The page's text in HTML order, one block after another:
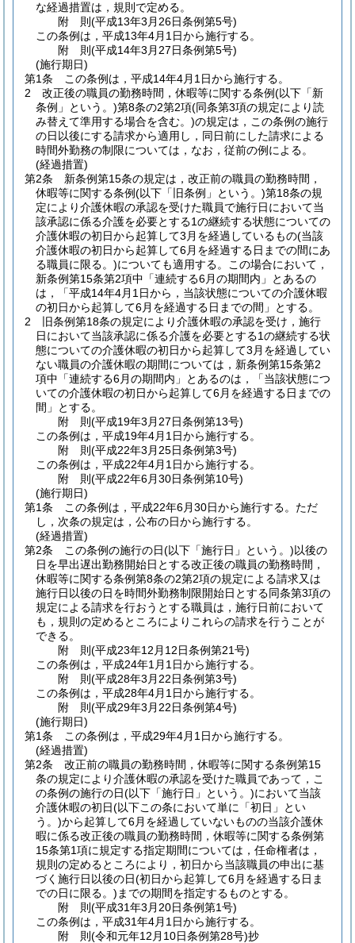
な経過措置は，規則で定める。
附 則(平成13年3月26日条例第5号)
この条例は，平成13年4月1日から施行する。
附 則(平成14年3月27日条例第5号)
(施行期日)
第1条
この条例は，平成14年4月1日から施行する。
2
改正後の職員の勤務時間，休暇等に関する条例(以下「新
条例」という。)第8条の2第2項(同条第3項の規定により読
み替えて準用する場合を含む。)の規定は，この条例の施行
の日以後にする請求から適用し，同日前にした請求による
時間外勤務の制限については，なお，従前の例による。
(経過措置)
第2条
新条例第15条の規定は，改正前の職員の勤務時間，
休暇等に関する条例(以下「旧条例」という。)第18条の規
定により介護休暇の承認を受けた職員で施行日において当
該承認に係る介護を必要とする1の継続する状態についての
介護休暇の初日から起算して3月を経過しているもの(当該
介護休暇の初日から起算して6月を経過する日までの間にあ
る職員に限る。)についても適用する。
この場合において，
新条例第15条第2項中「連続する6月の期間内」とあるの
は，「平成14年4月1日から，当該状態についての介護休暇
の初日から起算して6月を経過する日までの間」とする。
2
旧条例第18条の規定により介護休暇の承認を受け，施行
日において当該承認に係る介護を必要とする1の継続する状
態についての介護休暇の初日から起算して3月を経過してい
ない職員の介護休暇の期間については，新条例第15条第2
項中「連続する6月の期間内」とあるのは，「当該状態につ
いての介護休暇の初日から起算して6月を経過する日までの
間」とする。
附 則(平成19年3月27日条例第13号)
この条例は，平成19年4月1日から施行する。
附 則(平成22年3月25日条例第3号)
この条例は，平成22年4月1日から施行する。
附 則(平成22年6月30日条例第10号)
(施行期日)
第1条
この条例は，平成22年6月30日から施行する。 ただ
し，次条の規定は，公布の日から施行する。
(経過措置)
第2条
この条例の施行の日(以下「施行日」という。)以後の
日を早出遅出勤務開始日とする改正後の職員の勤務時間，
休暇等に関する条例第8条の2第2項の規定による請求又は
施行日以後の日を時間外勤務制限開始日とする同条第3項の
規定による請求を行おうとする職員は，施行日前において
も，規則の定めるところによりこれらの請求を行うことが
できる。
附 則(平成23年12月12日条例第21号)
この条例は，平成24年1月1日から施行する。
附 則(平成28年3月22日条例第3号)
この条例は，平成28年4月1日から施行する。
附 則(平成29年3月22日条例第4号)
(施行期日)
第1条
この条例は，平成29年4月1日から施行する。
(経過措置)
第2条
改正前の職員の勤務時間，休暇等に関する条例第15
条の規定により介護休暇の承認を受けた職員であって，こ
の条例の施行の日(以下「施行日」という。)において当該
介護休暇の初日(以下この条において単に「初日」とい
う。)から起算して6月を経過していないものの当該介護休
暇に係る改正後の職員の勤務時間，休暇等に関する条例第
15条第1項に規定する指定期間については，任命権者は，
規則の定めるところにより，初日から当該職員の申出に基
づく施行日以後の日(初日から起算して6月を経過する日ま
での日に限る。) までの期間を指定するものとする。
附 則(平成31年3月20日条例第1号)
この条例は，平成31年4月1日から施行する。
附 則(令和元年12月10日条例第28号)抄